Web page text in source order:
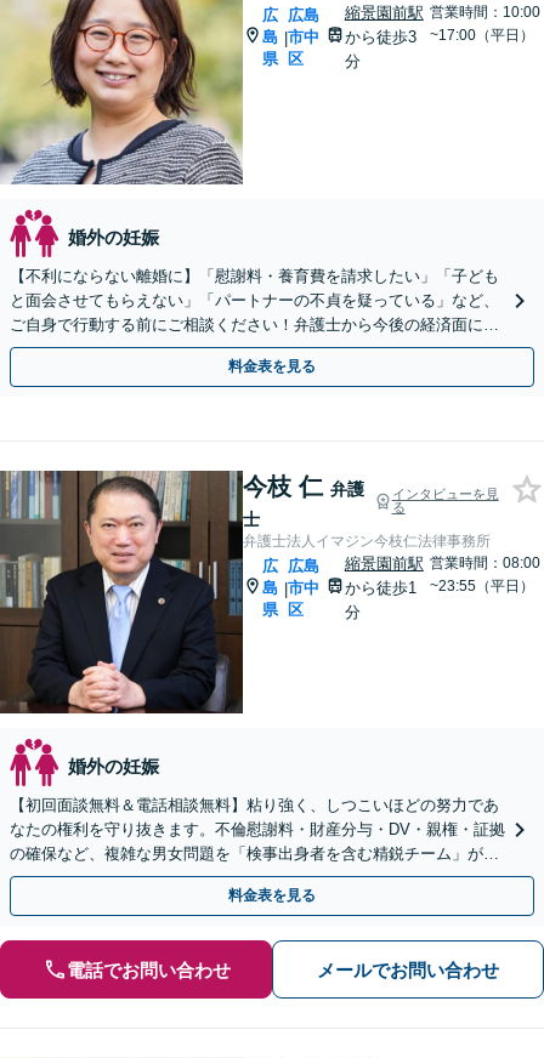
広
島
県
|
広島
市中
区
縮景園前駅
から徒歩3
分
営業時間：10:00
~17:00（平日）
婚外の妊娠
【不利にならない離婚に】「慰謝料・養育費を請求したい」「子ども
と面会させてもらえない」「パートナーの不貞を疑っている」など、
ご自身で行動する前にご相談ください！弁護士から今後の経済面につ
いてもわかりやすくお伝えし、最後までサポート。
料金表を見る
今枝 仁 弁護
士
インタビューを見
る
弁護士法人イマジン今枝仁法律事務所
広
島
県
|
広島
市中
区
縮景園前駅
から徒歩1
分
営業時間：08:00
~23:55（平日）
婚外の妊娠
【初回面談無料＆電話相談無料】粘り強く、しつこいほどの努力であ
なたの権利を守り抜きます。不倫慰謝料・財産分与・DV・親権・証拠
の確保など、複雑な男女問題を「検事出身者を含む精鋭チーム」が解
決いたします【秘密厳守】【女性弁護士在籍】
料金表を見る
電話でお問い合わせ メールでお問い合わせ